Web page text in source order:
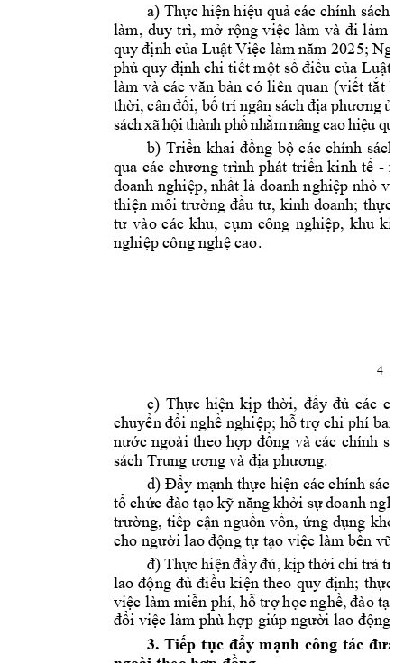
a) Thực hiện hiệu quả các chính sách
làm, duy trì, mở rộng việc làm và đi làm
quy định của Luật Việc làm năm 2025;
phủ quy định chi tiết một số điều của Luật
làm và các văn bản có liên quan (viết tắt
thời, cân đối, bốtrí ngân sách địa phươngủy
sách xãhội thành phốnhằm nâng caohiệu qu
b) Triển khai đồng bộ các chính sách
qua các chương trình phát triển kinh tế -
doanh nghiệp, nhất là doanh nghiệp nhỏ và
thiện môi trường đầu tư, kinh doanh; thực
tư vào các khu, cụm công nghiệp, khu
nghiệp công nghệ cao.
4
c) Thực hiện kịp thời, đầy đủ các
chuyển đổi nghề nghiệp; hỗ trợ chi phí ban
nước ngoài theo hợp đồng và các chính
sách Trung ương và địa phương.
d) Đẩy mạnh thực hiện các chính sách
tổ chức đào tạo kỹ năng khởi sựdoanh
trường, tiếp cận nguồn vốn, ứng dụng
cho người lao động tự tạo việc làm bền
đ)Thực hiện đầyđủ,kịpthời chi trả trợ
lao động đủ điều kiện theo quy định; thực
việc làm miễn phí, hỗ trợ học nghề, đào tạo
đổi việc làm phù hợp giúp người lao động
3. Tiếp tục đẩy mạnh công tác đưa